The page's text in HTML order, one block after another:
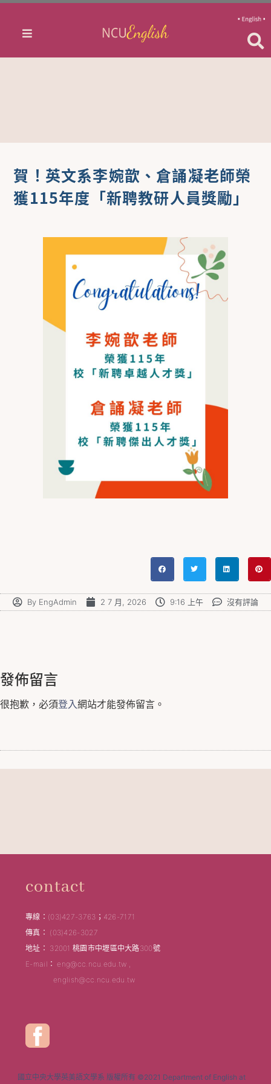
賀！英文系李婉歆、倉誦凝老師榮
獲115年度「新聘教研人員獎勵」
By EngAdmin 2 7 月, 2026 9:16 上午 沒有評論
發佈留言
很抱歉，必須登入網站才能發佈留言。
contact
專線：(03)427-3763；426-7171
傳真： (03)426-3027
地址： 32001 桃園市中壢區中大路300號
E-mail： eng@cc.ncu.edu.tw ,
english@cc.ncu.edu.tw
國立中央大學英美語文學系 版權所有 ©2021 Department of English at